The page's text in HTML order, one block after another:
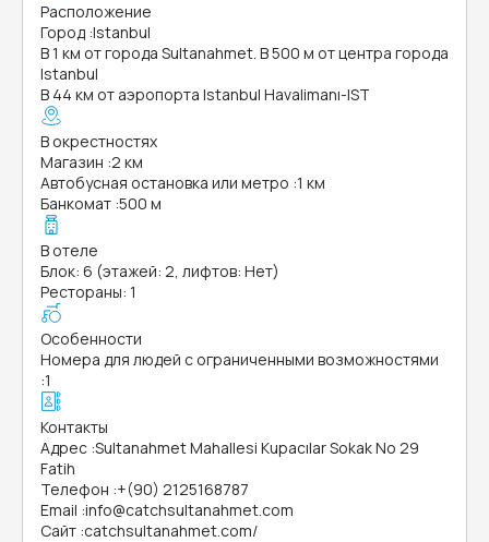
Расположение
Город :Istanbul
В 1 км от города Sultanahmet. В 500 м от центра города
Istanbul
В 44 км от аэропорта Istanbul Havalimanı-IST
В окрестностях
Магазин :2 км
Автобусная остановка или метро :1 км
Банкомат :500 м
В отеле
Блок: 6 (этажей: 2, лифтов: Нет)
Рестораны: 1
Особенности
Номера для людей с ограниченными возможностями
:1
Контакты
Адрес :Sultanahmet Mahallesi Kupacılar Sokak No 29
Fatih
Телефон :+(90) 2125168787
Email :info@catchsultanahmet.com
Сайт :catchsultanahmet.com/